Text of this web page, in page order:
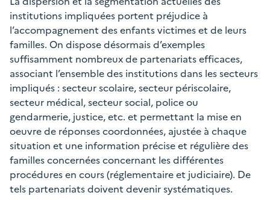
institutions impliquées portent préjudice à
l’accompagnement des enfants victimes et de leurs
familles. On dispose désormais d’exemples
suffisamment nombreux de partenariats efficaces,
associant l’ensemble des institutions dans les secteurs
impliqués : secteur scolaire, secteur périscolaire,
secteur médical, secteur social, police ou
gendarmerie, justice, etc. et permettant la mise en
oeuvre de réponses coordonnées, ajustée à chaque
situation et une information précise et régulière des
familles concernées concernant les différentes
procédures en cours (réglementaire et judiciaire). De
tels partenariats doivent devenir systématiques.